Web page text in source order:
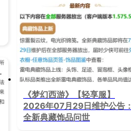
《梦幻西游》【轻享服】
2026年07月29日维护公告：
全新典藏饰品问世